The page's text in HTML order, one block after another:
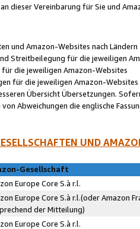
dieser Vereinbarung für Sie und
und Amazon-Websites nach Ländern
Streitbeilegung für die jeweiligen
die jeweiligen Amazon-Websites
für die jeweiligen Amazon-Websites
Übersicht Übersetzungen.
Abweichungen die englische
UND
Gesellschaft
Europe Core S.à r.l.
Europe Core S.à r.l.(oder Amazon
der Mitteilung)
Europe Core S.à r.l.